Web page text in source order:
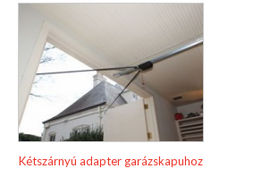
Kétszárnyú adapter garázskapuhoz